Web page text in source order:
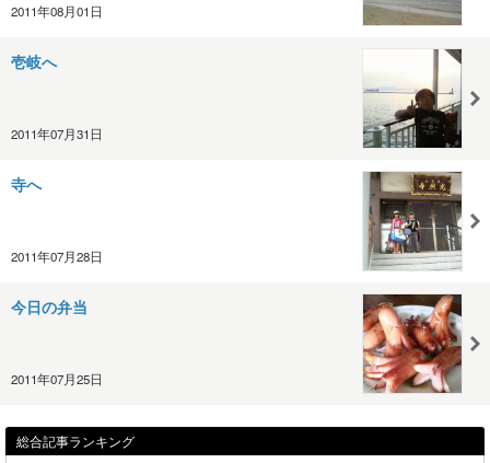
2011年08月01日
壱岐へ
2011年07月31日
寺へ
2011年07月28日
今日の弁当
2011年07月25日
総合記事ランキング